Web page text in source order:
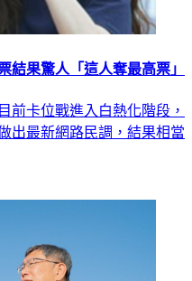
結果驚人「這人奪最高票」
前卡位戰進入白熱化階段，
出最新網路民調，結果相當